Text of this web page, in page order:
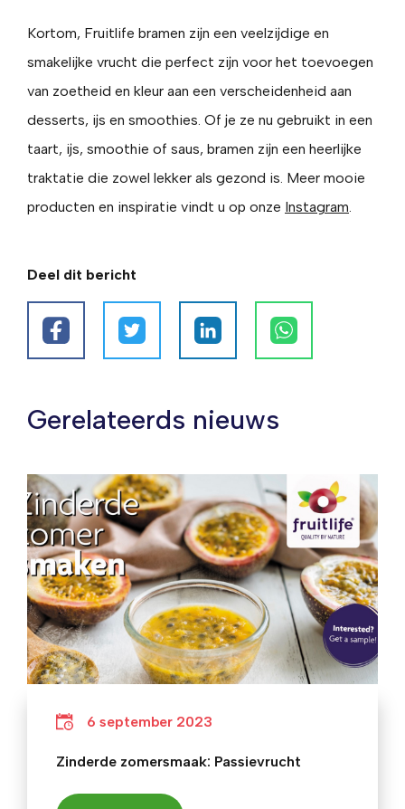
Kortom, Fruitlife bramen zijn een veelzijdige en
smakelijke vrucht die perfect zijn voor het toevoegen
van zoetheid en kleur aan een verscheidenheid aan
desserts, ijs en smoothies. Of je ze nu gebruikt in een
taart, ijs, smoothie of saus, bramen zijn een heerlijke
traktatie die zowel lekker als gezond is. Meer mooie
producten en inspiratie vindt u op onze Instagram.
Deel dit bericht
Gerelateerds nieuws
6 september 2023
Zinderde zomersmaak: Passievrucht